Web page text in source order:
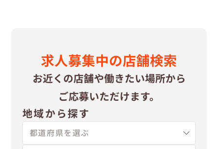
求⼈募集中の店舗検索
お近くの店舗や働きたい場所から
ご応募いただけます。
地域から探す